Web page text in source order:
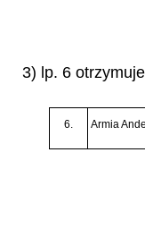
3) lp. 6
6. Armia